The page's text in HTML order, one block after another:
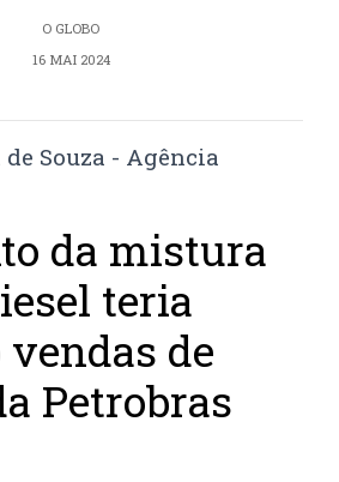
O GLOBO
16 MAI 2024
da mistura
teria
de
Petrobras